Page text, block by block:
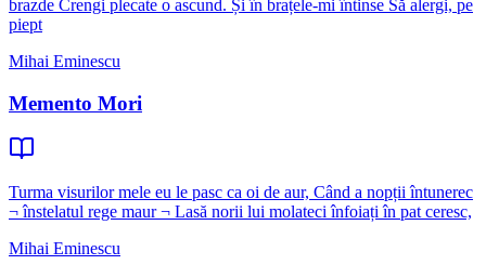
brazde Crengi plecate o ascund. Și în brațele-mi întinse Să alergi, pe
piept
Mihai Eminescu
Memento Mori
Turma visurilor mele eu le pasc ca oi de aur, Când a nopții întunerec
¬ înstelatul rege maur ¬ Lasă norii lui molateci înfoiați în pat ceresc,
Mihai Eminescu